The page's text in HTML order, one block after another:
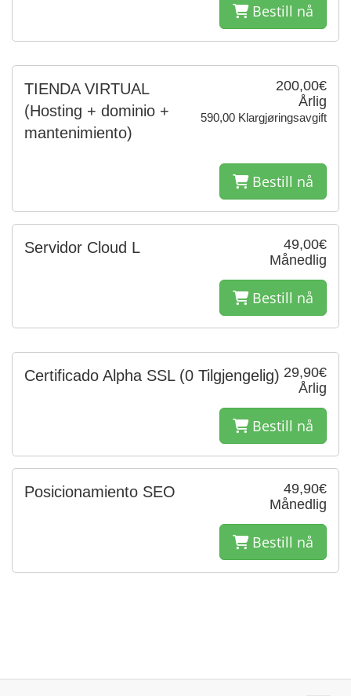
Bestill nå
200,00€
Årlig
590,00 Klargjøringsavgift
TIENDA VIRTUAL
(Hosting + dominio +
mantenimiento)
Bestill nå
49,00€
Månedlig
Servidor Cloud L
Bestill nå
29,90€
Årlig
Certificado Alpha SSL (0 Tilgjengelig)
Bestill nå
49,90€
Månedlig
Posicionamiento SEO
Bestill nå